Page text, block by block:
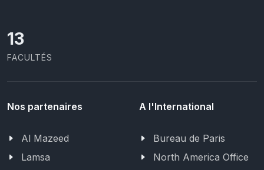
13
FACULTÉS
Nos partenaires
Al Mazeed
Lamsa
A l'International
Bureau de Paris
North America Office